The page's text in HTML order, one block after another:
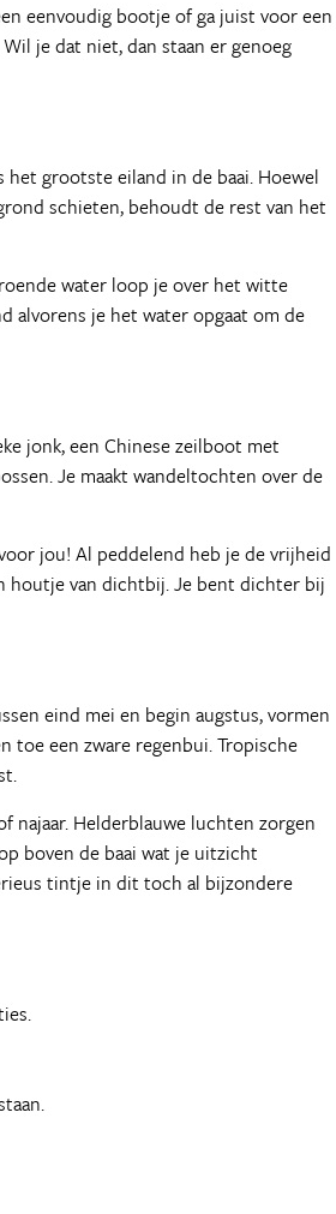
eenvoudig bootje of ga juist voor een
je dat niet, dan staan er genoeg
grootste eiland in de baai. Hoewel
schieten, behoudt de rest van het
water loop je over het witte
alvorens je het water opgaat om de
jonk, een Chinese zeilboot met
Je maakt wandeltochten over de
jou! Al peddelend heb je de vrijheid
houtje van dichtbij. Je bent dichter bij
eind mei en begin augstus, vormen
toe een zware regenbui. Tropische
najaar. Helderblauwe luchten zorgen
boven de baai wat je uitzicht
tintje in dit toch al bijzondere